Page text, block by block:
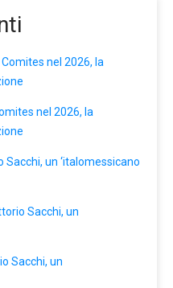
nel 2026, la
nel 2026, la
Sacchi, un ‘italomessicano
Sacchi, un
Sacchi, un